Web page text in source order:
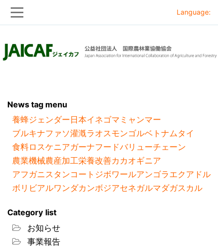
to
to
Language:
News tag menu
養蜂ジェンダー 日本イネゴマ ミャンマー
ブルキナファソ灌漑ラオスモンゴルベトナムタイ
食料ロスケニアガーナフードバリューチェーン
農業機械農産加工栄養改善カカオギニア
アフガニスタンコートジボワールアンゴラ エクアドル
ボリビアルワンダカンボジアセネガルマダガスカル
Category list
お知らせ
事業報告